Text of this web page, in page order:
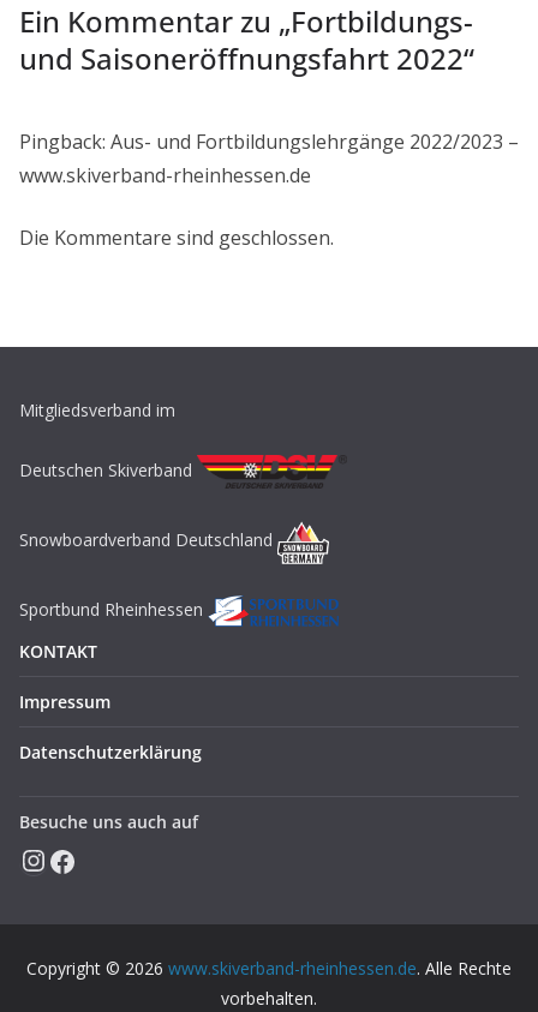
Ein Kommentar zu „Fortbildungs-
und Saisoneröffnungsfahrt 2022“
Pingback: Aus- und Fortbildungslehrgänge 2022/2023 –
www.skiverband-rheinhessen.de
Die Kommentare sind geschlossen.
Mitgliedsverband im
Deutschen Skiverband
Snowboardverband Deutschland
Sportbund Rheinhessen
KONTAKT
Impressum
Datenschutzerklärung
Besuche uns auch auf
Instagram
Facebook
Copyright © 2026 www.skiverband-rheinhessen.de. Alle Rechte
vorbehalten.